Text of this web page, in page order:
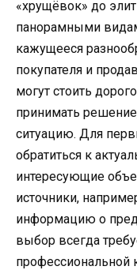
«хрущёвок» до
панорамными
кажущееся
покупателя и
могут стоить
принимать
ситуацию. Для
обратиться к
интересующие
источники,
информацию о
выбор всегда
профессиональной